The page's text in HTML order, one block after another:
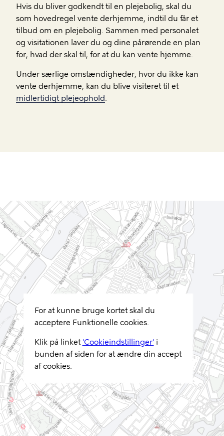
Hvis du bliver godkendt til en plejebolig, skal du
som hovedregel vente derhjemme, indtil du får et
tilbud om en plejebolig. Sammen med personalet
og visitationen laver du og dine pårørende en plan
for, hvad der skal til, for at du kan vente hjemme.
Under særlige omstændigheder, hvor du ikke kan
vente derhjemme, kan du blive visiteret til et
midlertidigt plejeophold.
For at kunne bruge kortet skal du
acceptere Funktionelle cookies.
Klik på linket 'Cookieindstillinger'i
bunden af siden for at ændre din accept
af cookies.